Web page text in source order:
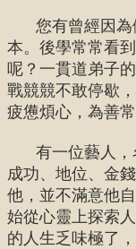
您有曾經因為
本。後學常常看
呢？一貫道弟子
戰競競不敢停歇
疲憊煩心，為善常
有一位藝人，
成功、地位、金
他，並不滿意他
始從心靈上探索
的人生乏味極了